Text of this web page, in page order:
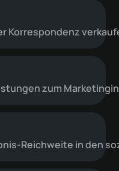
Korrespondenz
zum
Reichweite in den